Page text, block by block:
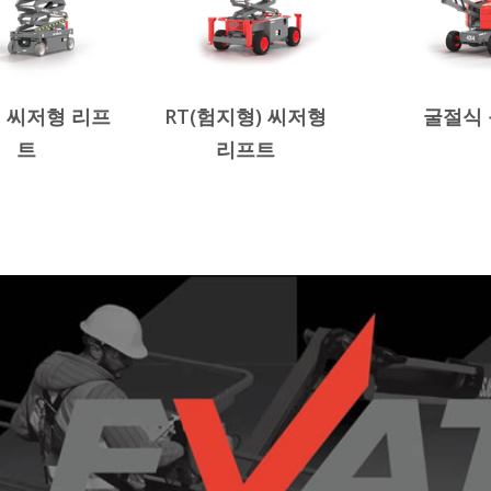
씨저형 리프
트
RT(험지형) 씨저형
리프트
굴절식